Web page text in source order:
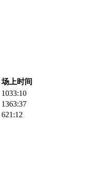
场上时间
1033:10
1363:37
621:12